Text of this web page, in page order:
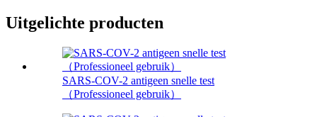
Uitgelichte producten
SARS-COV-2 antigeen snelle test
（Professioneel gebruik）